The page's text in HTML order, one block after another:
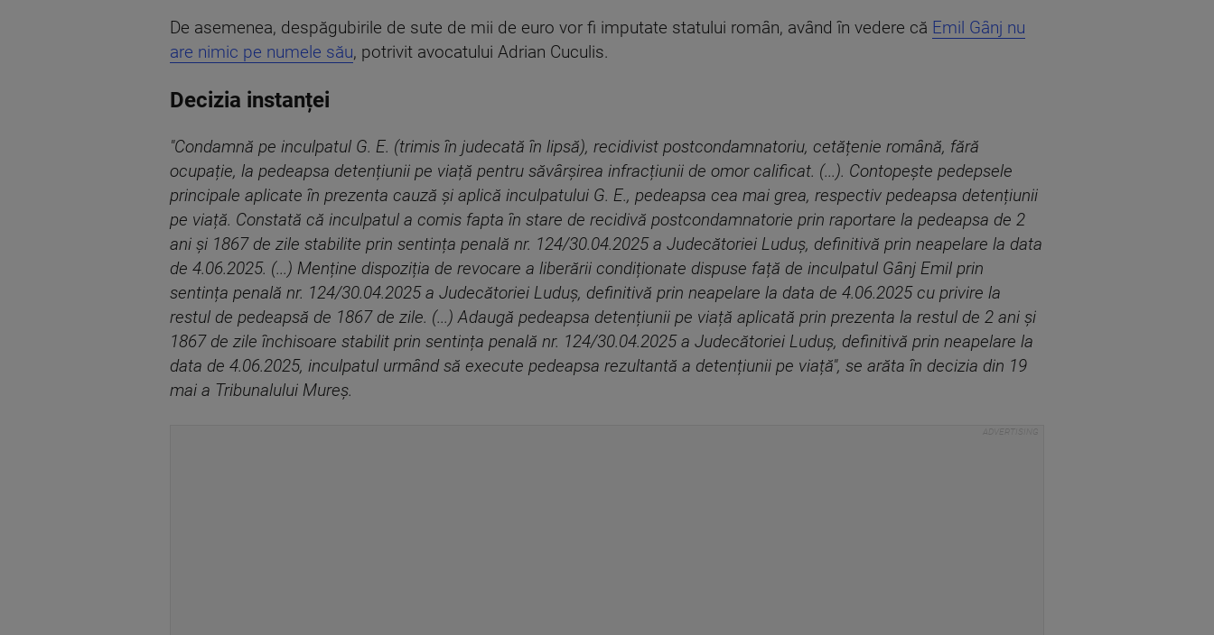
De asemenea, despăgubirile de sute de mii de euro vor fi imputate statului român, având în vedere că Emil Gânj nu
are nimic pe numele său, potrivit avocatului Adrian Cuculis.
Decizia instanței
"Condamnă pe inculpatul G. E. (trimis în judecată în lipsă), recidivist postcondamnatoriu, cetățenie română, fără
ocupație, la pedeapsa detențiunii pe viață pentru săvârșirea infracțiunii de omor calificat. (...). Contopește pedepsele
principale aplicate în prezenta cauză și aplică inculpatului G. E., pedeapsa cea mai grea, respectiv pedeapsa detențiunii
pe viață. Constată că inculpatul a comis fapta în stare de recidivă postcondamnatorie prin raportare la pedeapsa de 2
ani și 1867 de zile stabilite prin sentința penală nr. 124/30.04.2025 a Judecătoriei Luduș, definitivă prin neapelare la data
de 4.06.2025. (...) Menține dispoziția de revocare a liberării condiționate dispuse față de inculpatul Gânj Emil prin
sentința penală nr. 124/30.04.2025 a Judecătoriei Luduș, definitivă prin neapelare la data de 4.06.2025 cu privire la
restul de pedeapsă de 1867 de zile. (...) Adaugă pedeapsa detențiunii pe viață aplicată prin prezenta la restul de 2 ani și
1867 de zile închisoare stabilit prin sentința penală nr. 124/30.04.2025 a Judecătoriei Luduș, definitivă prin neapelare la
data de 4.06.2025, inculpatul urmând să execute pedeapsa rezultantă a detențiunii pe viață", se arăta în decizia din 19
mai a Tribunalului Mureș.